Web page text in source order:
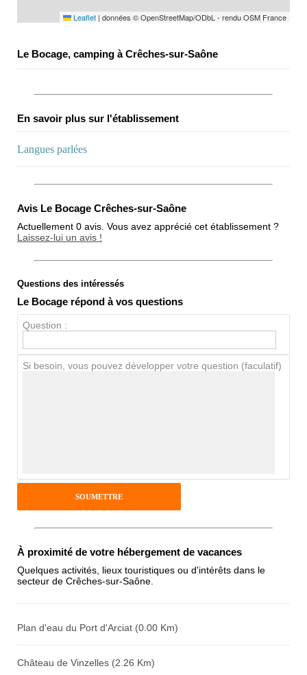
Leaflet | données © OpenStreetMap/ODbL - rendu OSM France
Le Bocage, camping à Crêches-sur-Saône
En savoir plus sur l'établissement
Langues parlées
Avis Le Bocage Crêches-sur-Saône
Actuellement 0 avis. Vous avez apprécié cet établissement ?
Laissez-lui un avis !
Note globale
Antispam - Combien font 7x4 (en
chiffres) :
Questions des intéressés
Le Bocage répond à vos questions
Question :
Si besoin, vous pouvez développer votre question (faculatif)
À proximité de votre hébergement de vacances
Quelques activités, lieux touristiques ou d'intérêts dans le
secteur de Crêches-sur-Saône.
Plan d'eau du Port d'Arciat (0.00 Km)
Château de Vinzelles (2.26 Km)